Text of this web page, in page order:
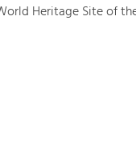
Heritage Site of